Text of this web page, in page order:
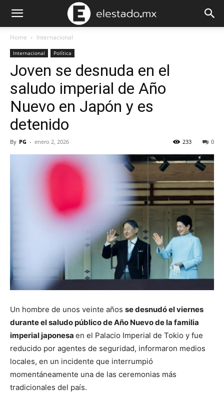
Home Internacional
Internacional Política
Joven se desnuda en el
saludo imperial de Año
Nuevo en Japón y es
detenido
By PG - enero 2, 2026 0
233
Un hombre de unos veinte años se desnudó el viernes
durante el saludo público de Año Nuevo de la familia
imperial japonesa en el Palacio Imperial de Tokio y fue
reducido por agentes de seguridad, informaron medios
locales, en un incidente que interrumpió
momentáneamente una de las ceremonias más
tradicionales del país.